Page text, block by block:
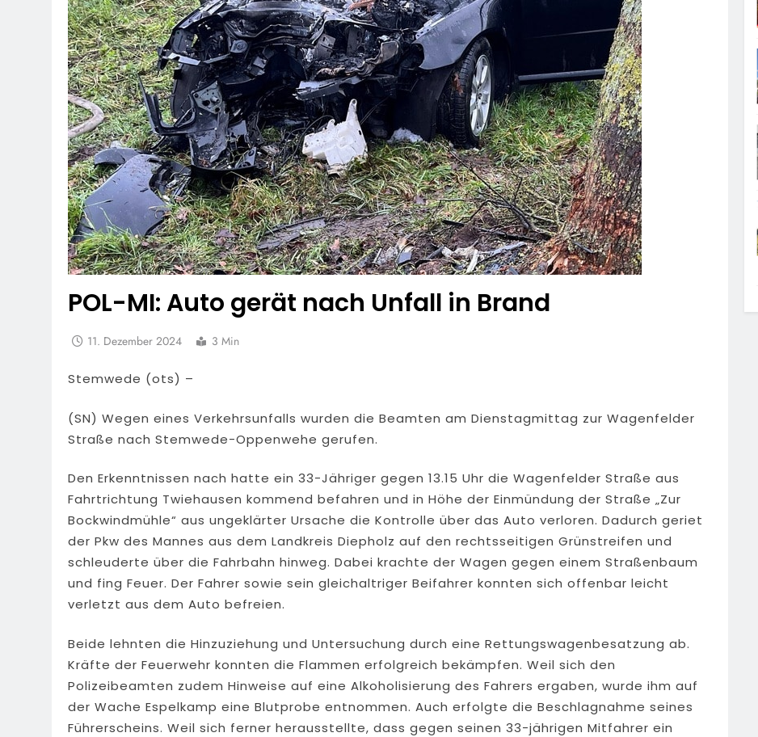
POL-MI: Auto gerät nach Unfall in Brand
11. Dezember 2024 3 Min
Stemwede (ots) –
(SN) Wegen eines Verkehrsunfalls wurden die Beamten am Dienstagmittag zur Wagenfelder
Straße nach Stemwede-Oppenwehe gerufen.
Den Erkenntnissen nach hatte ein 33-Jähriger gegen 13.15 Uhr die Wagenfelder Straße aus
Fahrtrichtung Twiehausen kommend befahren und in Höhe der Einmündung der Straße „Zur
Bockwindmühle“ aus ungeklärter Ursache die Kontrolle über das Auto verloren. Dadurch geriet
der Pkw des Mannes aus dem Landkreis Diepholz auf den rechtsseitigen Grünstreifen und
schleuderte über die Fahrbahn hinweg. Dabei krachte der Wagen gegen einem Straßenbaum
und fing Feuer. Der Fahrer sowie sein gleichaltriger Beifahrer konnten sich offenbar leicht
verletzt aus dem Auto befreien.
Beide lehnten die Hinzuziehung und Untersuchung durch eine Rettungswagenbesatzung ab.
Kräfte der Feuerwehr konnten die Flammen erfolgreich bekämpfen. Weil sich den
Polizeibeamten zudem Hinweise auf eine Alkoholisierung des Fahrers ergaben, wurde ihm auf
der Wache Espelkamp eine Blutprobe entnommen. Auch erfolgte die Beschlagnahme seines
Führerscheins. Weil sich ferner herausstellte, dass gegen seinen 33-jährigen Mitfahrer ein